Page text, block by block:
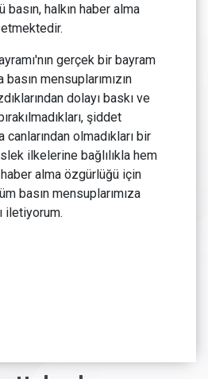
basın, halkın haber alma
gerçek bir bayram
mensuplarımızın
dolayı baskı ve
şiddet
olmadıkları bir
ilkelerine bağlılıkla hem
haber alma özgürlüğü için
basın mensuplarımıza
iletiyorum.